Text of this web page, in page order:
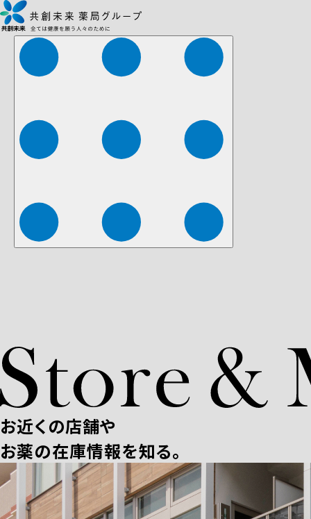
株式会社ファーマみらい 株式会社ストレチア
お近くの店舗や
お薬の在庫情報を知る。